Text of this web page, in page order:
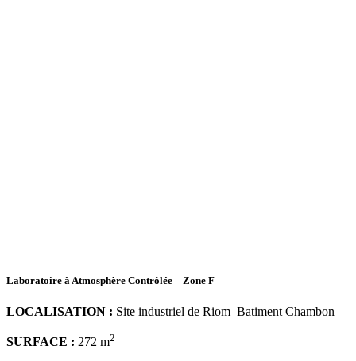
Laboratoire à Atmosphère Contrôlée – Zone F
LOCALISATION : Site industriel de Riom_Batiment Chambon
SURFACE : 272 m2